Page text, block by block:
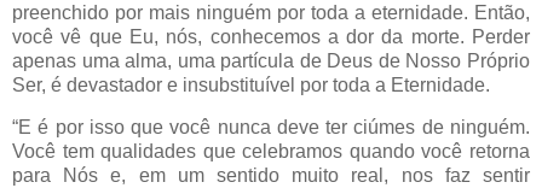
preenchido por mais ninguém por toda a eternidade. Então,
você vê que Eu, nós, conhecemos a dor da morte. Perder
apenas uma alma, uma partícula de Deus de Nosso Próprio
Ser, é devastador e insubstituível por toda a Eternidade.
“E é por isso que você nunca deve ter ciúmes de ninguém.
Você tem qualidades que celebramos quando você retorna
para Nós e, em um sentido muito real, nos faz sentir